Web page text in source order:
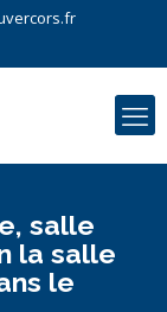
salle
la salle
le